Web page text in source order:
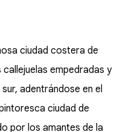
ciudad costera de
empedradas y
adentrándose en el
ciudad de
por los amantes de la